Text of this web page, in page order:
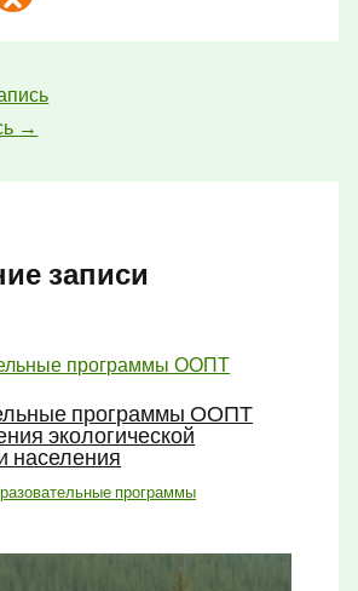
→
записи
программы ООПТ
экологической
населения
программы